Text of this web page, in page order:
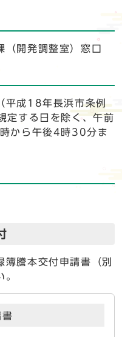
（開発調整室）窓口
平成18年長浜市条例
定する日を除く、午前
から午後4時30分ま
謄本交付申請書（別
書